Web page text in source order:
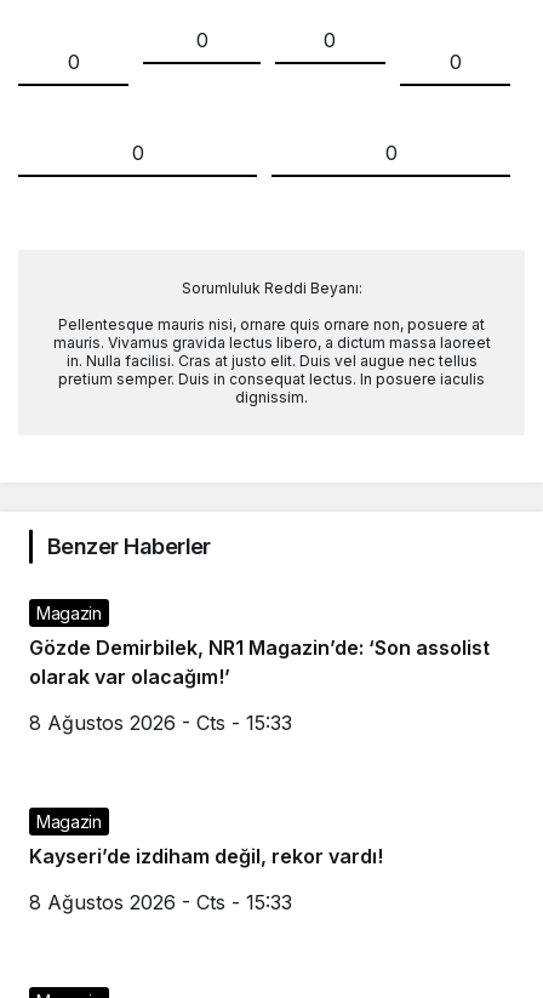
0
0
0
0
0 0
Sorumluluk Reddi Beyanı:
Pellentesque mauris nisi, ornare quis ornare non, posuere at
mauris. Vivamus gravida lectus libero, a dictum massa laoreet
in. Nulla facilisi. Cras at justo elit. Duis vel augue nec tellus
pretium semper. Duis in consequat lectus. In posuere iaculis
dignissim.
Benzer Haberler
Magazin
Gözde Demirbilek, NR1 Magazin’de: ‘Son assolist
olarak var olacağım!’
8 Ağustos 2026 - Cts - 15:33
Magazin
Kayseri’de izdiham değil, rekor vardı!
8 Ağustos 2026 - Cts - 15:33